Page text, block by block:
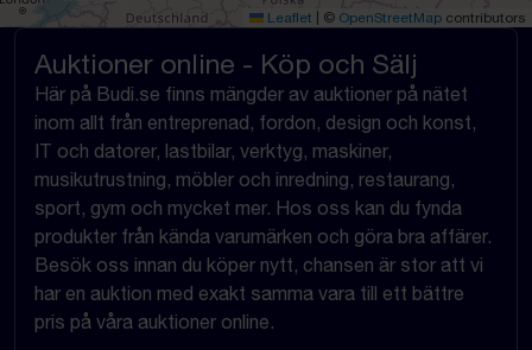
Leaflet © OpenStreetMap contributors
Auktioner online - Köp och Sälj
Här på Budi.se finns mängder av auktioner på nätet
inom allt från entreprenad, fordon, design och konst,
IT och datorer, lastbilar, verktyg, maskiner,
musikutrustning, möbler och inredning, restaurang,
sport, gym och mycket mer. Hos oss kan du fynda
produkter från kända varumärken och göra bra affärer.
Besök oss innan du köper nytt, chansen är stor att vi
har en auktion med exakt samma vara till ett bättre
pris på våra auktioner online.